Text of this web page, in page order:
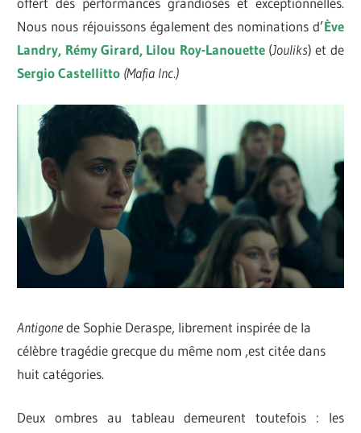
Nous nous réjouissons également des nominations d’Ève
Landry, Rémy Girard, Lilou Roy-Lanouette(Jouliks) et de
Sergio Castellitto (Mafia Inc.)
Antigonede Sophie Deraspe, librement inspirée de la
célèbre tragédie grecque du même nom ,est citée dans
huit catégories.
Deux ombres au tableau demeurent toutefois : les